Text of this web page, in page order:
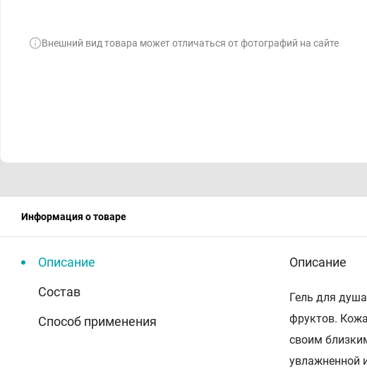
Внешний вид товара может отличаться от фотографий на сайте
Информация о товаре
Описание
Состав
Способ применения
Описание
Гель для
фруктов.
своим
увлажненной